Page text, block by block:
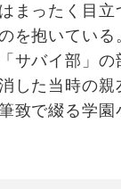
まったく目
抱いている
サバイ部」
した当時の親
で綴る学園